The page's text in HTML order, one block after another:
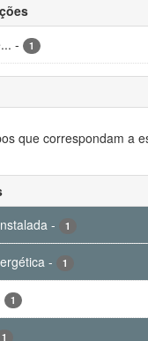
- 1
que correspondam a
- 1
- 1
1
1